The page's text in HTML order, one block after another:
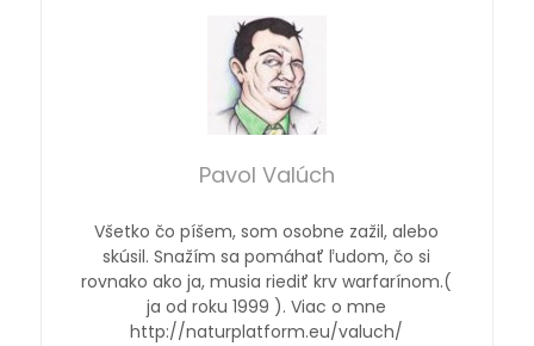
Pavol Valúch
Všetko čo píšem, som osobne zažil, alebo
skúsil. Snažím sa pomáhať ľudom, čo si
rovnako ako ja, musia riediť krv warfarínom.(
ja od roku 1999 ). Viac o mne
http://naturplatform.eu/valuch/